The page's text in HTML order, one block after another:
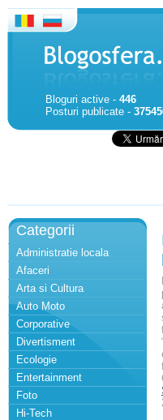
Bloguri active - 446
Posturi publicate -
Categorii
Administratie locala
Afaceri
Arta si Cultura
Auto Moto
Corporative
Divertisment
Ecologie
Entertainment
Foto
Hi-Tech